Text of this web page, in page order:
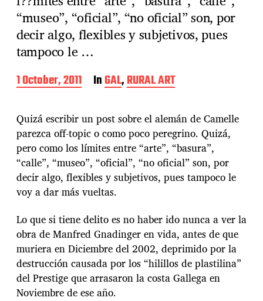
“museo”, “oficial”, “no oficial” son, por
decir algo, flexibles y subjetivos, pues
tampoco le …
P
o
t
d
a
t
e
1 October, 2011 InGAL,RURAL ART
Quizá escribir un post sobre el alemán de Camelle
parezca off-topic o como poco peregrino. Quizá,
pero como los límites entre “arte”, “basura”,
“calle”, “museo”, “oficial”, “no oficial” son, por
decir algo, flexibles y subjetivos, pues tampoco le
voy a dar más vueltas.
Lo que si tiene delito es no haber ido nunca a ver la
obra de Manfred Gnadinger en vida, antes de que
muriera en Diciembre del 2002, deprimido por la
destrucción causada por los “hilillos de plastilina”
del Prestige que arrasaron la costa Gallega en
Noviembre de ese año.